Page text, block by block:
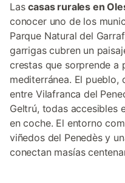
Lascasas rurales en
conocer uno de los
Parque Natural del
garrigas cubren un
crestas que sorprende a
mediterránea. El pueblo,
entre Vilafranca del
Geltrú, todas accesibles
en coche. El entorno
viñedos del Penedès y
conectan masías